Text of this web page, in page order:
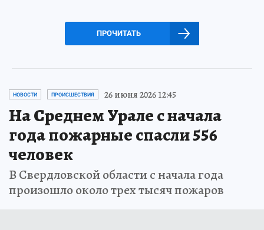
ПРОЧИТАТЬ
НОВОСТИ ПРОИСШЕСТВИЯ 26 июня 2026 12:45
На Среднем Урале с начала
года пожарные спасли 556
человек
В Свердловской области с начала года
произошло около трех тысяч пожаров